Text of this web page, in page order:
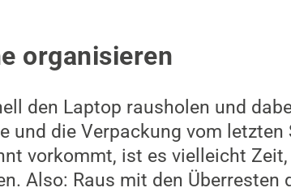
organisieren
den Laptop rausholen und
und die Verpackung vom
vorkommt, ist es vielleicht
Also: Raus mit den Überresten